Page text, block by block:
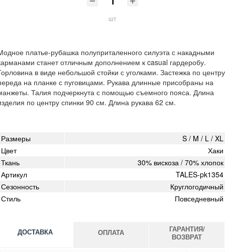
шт
платье-рубашка полуприталенного силуэта с накадными
станет отличным дополнением к casual гардеробу.
в виде небольшой стойки с уголками. Застежка по центру
на планке с пуговицами. Рукава длинные присобраны на
Талия подчеркнута с помощью съемного пояса. Длина
по центру спинки 90 см. Длина рукава 62 см.
Размеры
S / M / L / XL
Цвет
Хаки
Ткань
30% вискоза / 70% хлопок
Артикул
TALES-pk1354
Сезонность
Круглогодичный
Стиль
Повседневный
ДОСТАВКА ОПЛАТА
ГАРАНТИЯ/
ВОЗВРАТ